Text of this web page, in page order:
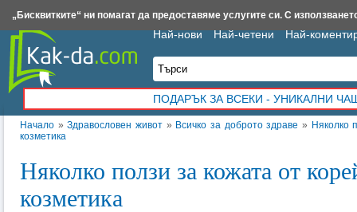
Начало »Здравословен живот » Всичко за доброто здраве » Няколко
козметика
Няколко ползи за кожата от
козметика
Най-нови Най-четени Най-
ПОДАРЪК ЗА ВСЕКИ - УНИКАЛНИ
Insert.bg Framar.bg Kak-da.com Iztochnik.com BauBau.bg NewAge.bg
„Бисквитките“ ни помагат да предоставяме услугите си. С